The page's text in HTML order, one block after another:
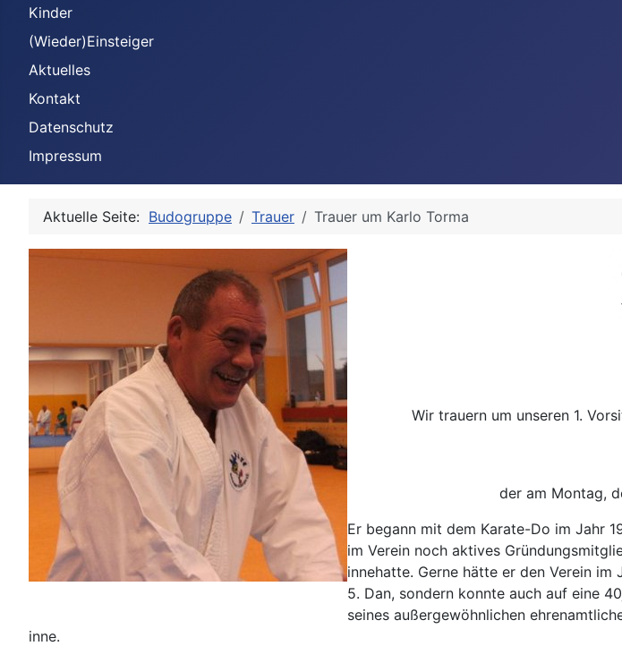
Kinder
(Wieder)Einsteiger
Aktuelles
Kontakt
Datenschutz
Impressum
Aktuelle Seite: Budogruppe Trauer Trauer um Karlo Torma
Wir trauern um unseren 1.
der am Montag,
Er begann mit dem Karate-Do im Jahr
im Verein noch aktives
innehatte. Gerne hätte er den Verein
5. Dan, sondern konnte auch auf eine
seines außergewöhnlichen
inne.